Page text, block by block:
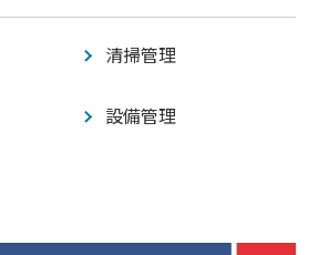
清掃管理
設備管理